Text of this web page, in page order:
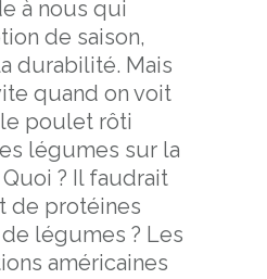
à nous qui
de saison,
durabilité. Mais
quand on voit
poulet rôti
légumes sur la
? Il faudrait
de protéines
légumes ? Les
américaines